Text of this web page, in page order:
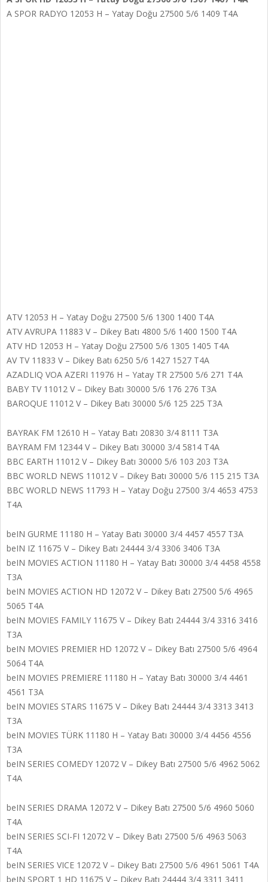
A SPOR RADYO 12053 H – Yatay Doğu 27500 5/6 1409 T4A
ATV 12053 H – Yatay Doğu 27500 5/6 1300 1400 T4A
ATV AVRUPA 11883 V – Dikey Batı 4800 5/6 1400 1500 T4A
ATV HD 12053 H – Yatay Doğu 27500 5/6 1305 1405 T4A
AV TV 11833 V – Dikey Batı 6250 5/6 1427 1527 T4A
AZADLIQ VOA AZERI 11976 H – Yatay TR 27500 5/6 271 T4A
BABY TV 11012 V – Dikey Batı 30000 5/6 176 276 T3A
BAROQUE 11012 V – Dikey Batı 30000 5/6 125 225 T3A
BAYRAK FM 12610 H – Yatay Batı 20830 3/4 8111 T3A
BAYRAM FM 12344 V – Dikey Batı 30000 3/4 5814 T4A
BBC EARTH 11012 V – Dikey Batı 30000 5/6 103 203 T3A
BBC WORLD NEWS 11012 V – Dikey Batı 30000 5/6 115 215 T3A
BBC WORLD NEWS 11793 H – Yatay Doğu 27500 3/4 4653 4753
T4A
beIN GURME 11180 H – Yatay Batı 30000 3/4 4457 4557 T3A
beIN IZ 11675 V – Dikey Batı 24444 3/4 3306 3406 T3A
beIN MOVIES ACTION 11180 H – Yatay Batı 30000 3/4 4458 4558
T3A
beIN MOVIES ACTION HD 12072 V – Dikey Batı 27500 5/6 4965
5065 T4A
beIN MOVIES FAMILY 11675 V – Dikey Batı 24444 3/4 3316 3416
T3A
beIN MOVIES PREMIER HD 12072 V – Dikey Batı 27500 5/6 4964
5064 T4A
beIN MOVIES PREMIERE 11180 H – Yatay Batı 30000 3/4 4461
4561 T3A
beIN MOVIES STARS 11675 V – Dikey Batı 24444 3/4 3313 3413
T3A
beIN MOVIES TÜRK 11180 H – Yatay Batı 30000 3/4 4456 4556
T3A
beIN SERIES COMEDY 12072 V – Dikey Batı 27500 5/6 4962 5062
T4A
beIN SERIES DRAMA 12072 V – Dikey Batı 27500 5/6 4960 5060
T4A
beIN SERIES SCI-FI 12072 V – Dikey Batı 27500 5/6 4963 5063
T4A
beIN SERIES VICE 12072 V – Dikey Batı 27500 5/6 4961 5061 T4A
beIN SPORT 1 HD 11675 V – Dikey Batı 24444 3/4 3311 3411